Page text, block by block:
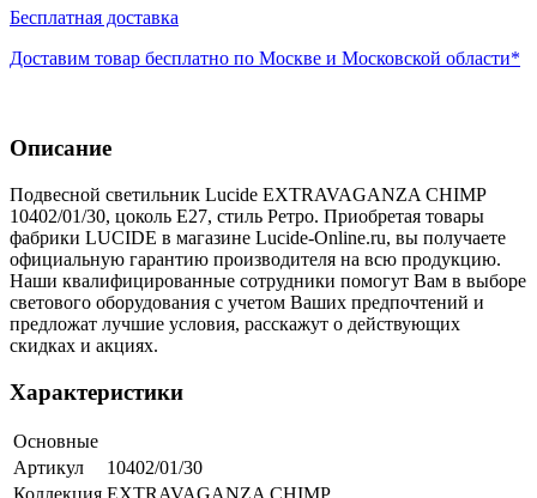
Бесплатная доставка
Доставим товар бесплатно по Москве и Московской области*
Описание
Подвесной светильник Lucide EXTRAVAGANZA CHIMP
10402/01/30, цоколь E27, стиль Ретро. Приобретая товары
фабрики LUCIDE в магазине Lucide-Online.ru, вы получаете
официальную гарантию производителя на всю продукцию.
Наши квалифицированные сотрудники помогут Вам в выборе
светового оборудования с учетом Ваших предпочтений и
предложат лучшие условия, расскажут о действующих
скидках и акциях.
Характеристики
Основные
Артикул
10402/01/30